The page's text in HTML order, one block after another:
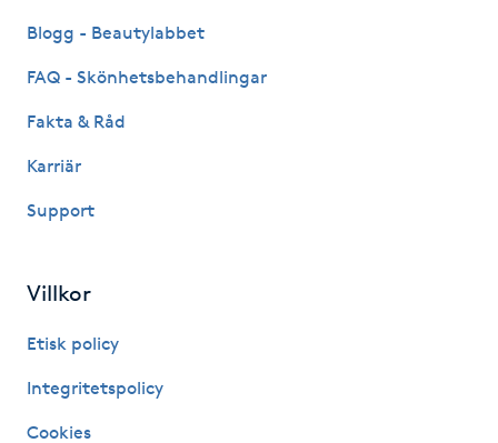
Hudföryngring
Hudvård
Hypnos
Blogg - Beautylabbet
FAQ - Skönhetsbehandlingar
Fakta & Råd
Karriär
Support
Villkor
Etisk policy
Integritetspolicy
Cookies